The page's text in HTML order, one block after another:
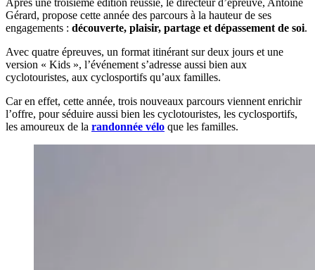
Gérard, propose cette année des parcours à la hauteur de ses
engagements : découverte, plaisir, partage et dépassement de soi.
Avec quatre épreuves, un format itinérant sur deux jours et une
version « Kids », l’événement s’adresse aussi bien aux
cyclotouristes, aux cyclosportifs qu’aux familles.
Car en effet, cette année, trois nouveaux parcours viennent enrichir
l’offre, pour séduire aussi bien les cyclotouristes, les cyclosportifs,
les amoureux de la randonnée vélo que les familles.